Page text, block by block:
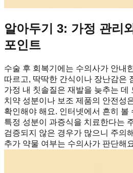
알아두기 3: 가정 관리
포인트
수술 후 회복기에는 수의사가 안내
따르고, 딱딱한 간식이나 장난감은
가정 내 칫솔질은 재발을 늦추는 데
치약 성분이나 보조 제품의 안전성
확인해야 해요. 인터넷에서 흔히 볼
특정 성분이 과증식을 치료한다는
검증되지 않은 경우가 많으니 주의
추가 약물 여부는 수의사가 판단해